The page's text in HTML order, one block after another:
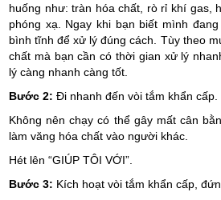
huống như: tràn hóa chất, rò rỉ khí gas,
phóng xạ. Ngay khi bạn biết mình
bình tĩnh để xử lý đúng cách. Tùy theo
chất mà bạn cần có thời gian xử lý
lý càng nhanh càng tốt.
Bước 2: Đi nhanh đến vòi tắm khẩn cấp.
Không nên chạy có thể gây mất cân
làm văng hóa chất vào người khác.
Hét lên “GIÚP TÔI VỚI”.
Bước 3: Kích hoạt vòi tắm khẩn cấp,